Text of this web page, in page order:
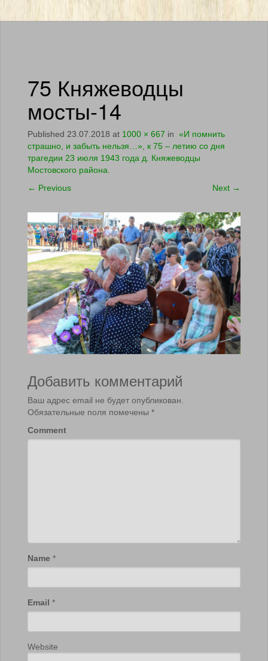
75 Княжеводцы
мосты-14
Published 23.07.2018 at 1000 × 667 in «И помнить
страшно, и забыть нельзя…», к 75 – летию со дня
трагедии 23 июля 1943 года д. Княжеводцы
Мостовского района.
← Previous Next →
Добавить комментарий
Ваш адрес email не будет опубликован.
Обязательные поля помечены *
Comment
Name *
Email *
Website